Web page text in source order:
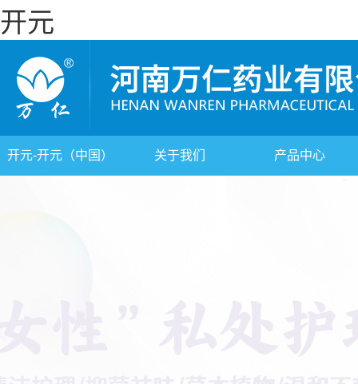
开元
开元-开元（中国） 关于我们 产品中心